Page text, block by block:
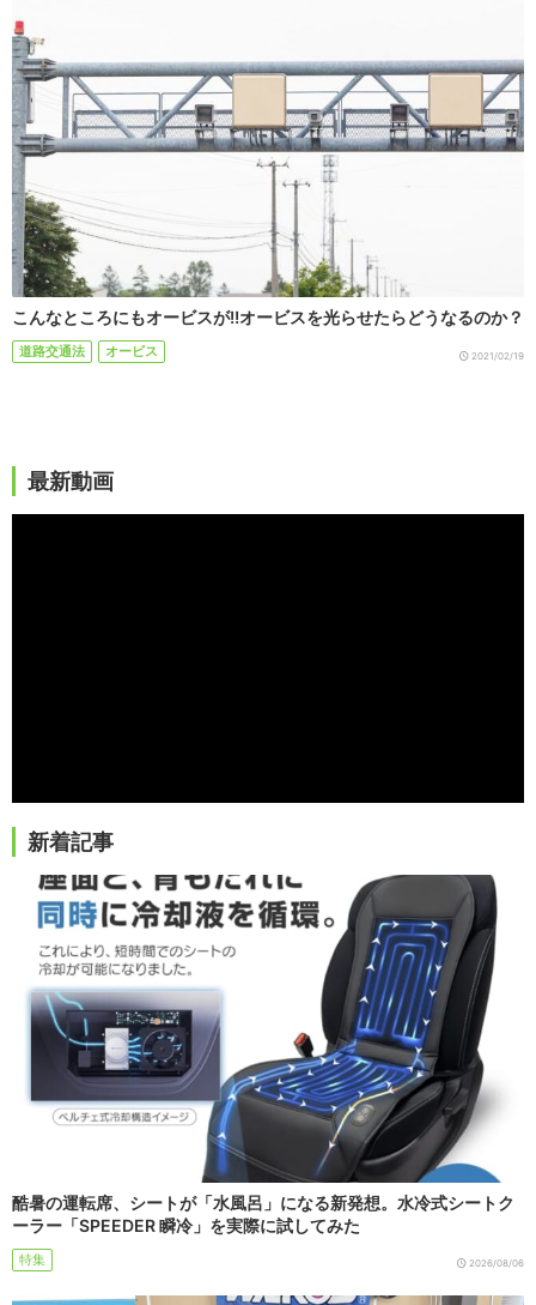
こんなところにもオービスが!!オービスを光らせたらどうなるのか？
道路交通法 オービス 2021/02/19
最新動画
新着記事
酷暑の運転席、シートが「水風呂」になる新発想。水冷式シートク
ーラー「SPEEDER 瞬冷」を実際に試してみた
特集 2026/08/06